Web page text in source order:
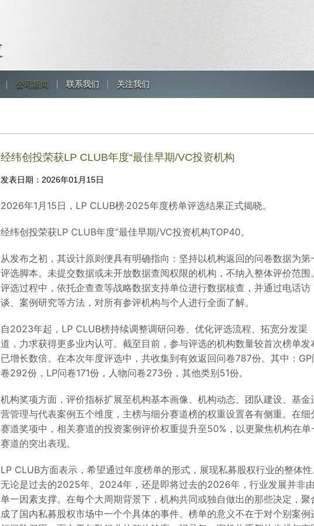
公司新闻 联系我们 关注我们
经纬创投荣获LP CLUB年度“最佳早期/VC投资机构
发表日期： 2026年01月15日
2026年1月15日，LP CLUB榜·2025年度榜单评选结果正式揭晓。
经纬创投荣获LP CLUB年度“最佳早期/VC投资机构TOP40。
从发布之初，其设计原则便具有明确指向：坚持以机构返回的问卷数据为第
评选脚本。未提交数据或未开放数据查阅权限的机构，不纳入整体评价范围。
评选过程中，依托企查查等战略数据支持单位进行数据核查，并通过电话访
谈、案例研究等方法，对所有参评机构与个人进行全面了解。
自2023年起，LP CLUB榜持续调整调研问卷、优化评选流程、拓宽分发渠
道，力求获得更多业内认可。截至目前，参与评选的机构数量较首次榜单发
已增长数倍。在本次年度评选中，共收集到有效返回问卷787份。其中：GP
卷292份，LP问卷171份，人物问卷273份，其他类别51份。
机构奖项方面，评价指标扩展至机构基本画像、机构动态、团队建设、基金
营管理与代表案例五个维度，主榜与细分赛道榜的权重设置各有侧重。在细
赛道奖项中，相关赛道的投资案例评价权重提升至50%，以更聚焦机构在单
赛道的突出表现。
LP CLUB方面表示，希望通过年度榜单的形式，展现私募股权行业的整体性
无论是过去的2025年、2024年，还是即将过去的2026年，行业发展并非由
单一因素支撑。在每个大周期背景下，机构共同或独自做出的那些决定，聚
成了国内私募股权市场中一个个具体的事件。榜单的意义不在于对个别案例